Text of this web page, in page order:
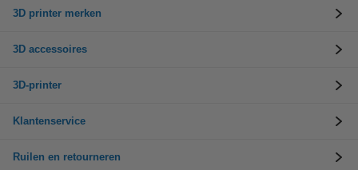
3D printer merken
3D accessoires
3D-printer
Klantenservice
Ruilen en retourneren